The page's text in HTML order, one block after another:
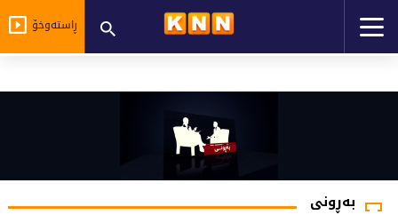
ڕاستەوخۆ
بەڕونی